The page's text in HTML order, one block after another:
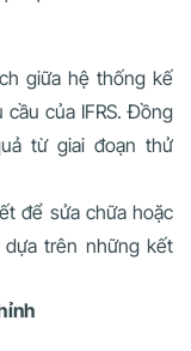
giữa hệ thống kế
của IFRS. Đồng
từ giai đoạn thử
để sửa chữa hoặc
dựa trên những kết